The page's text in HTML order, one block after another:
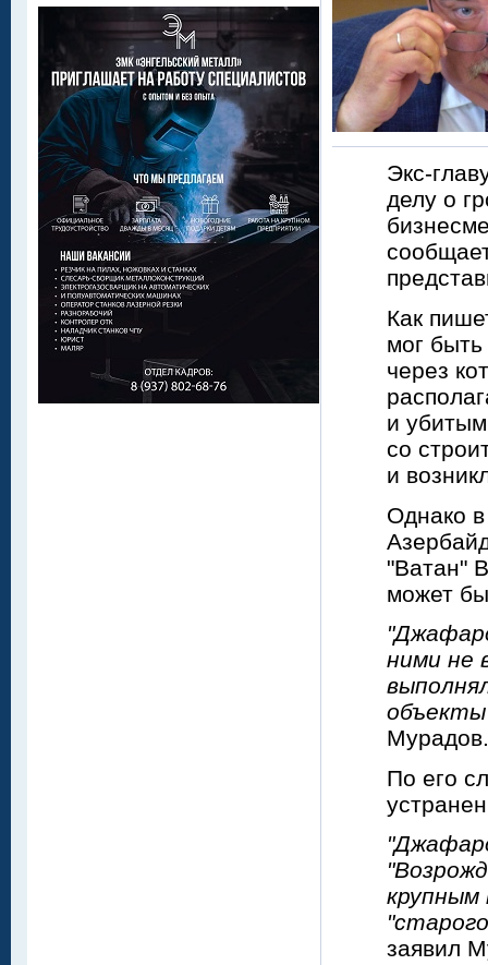
Экс-
делу о
Как
мог
через
и
со
и
Однако
"Ватан"
может
ними не
объекты
Мурадов.
По его
крупным
заявил